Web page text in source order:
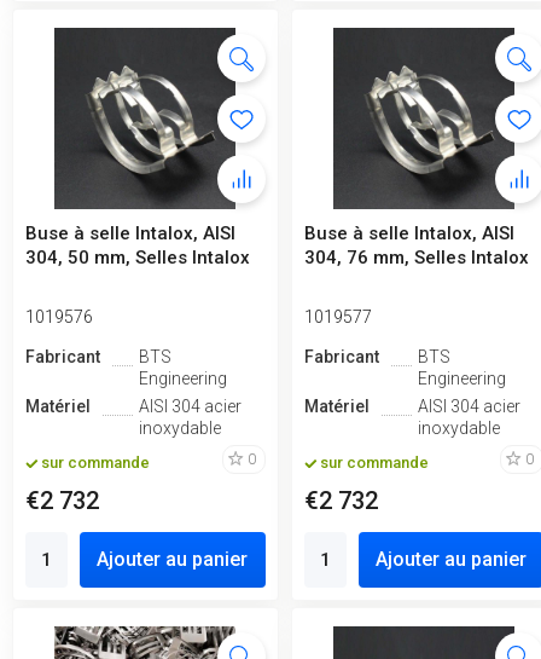
Buse à selle Intalox, AISI
304, 50 mm, Selles Intalox
1019576
Fabricant
BTS
Engineering
Matériel
AISI 304 acier
inoxydable
sur commande 0
€2 732
Ajouter au panier
Buse à selle Intalox, AISI
304, 76 mm, Selles Intalox
1019577
Fabricant
BTS
Engineering
Matériel
AISI 304 acier
inoxydable
sur commande 0
€2 732
Ajouter au panier